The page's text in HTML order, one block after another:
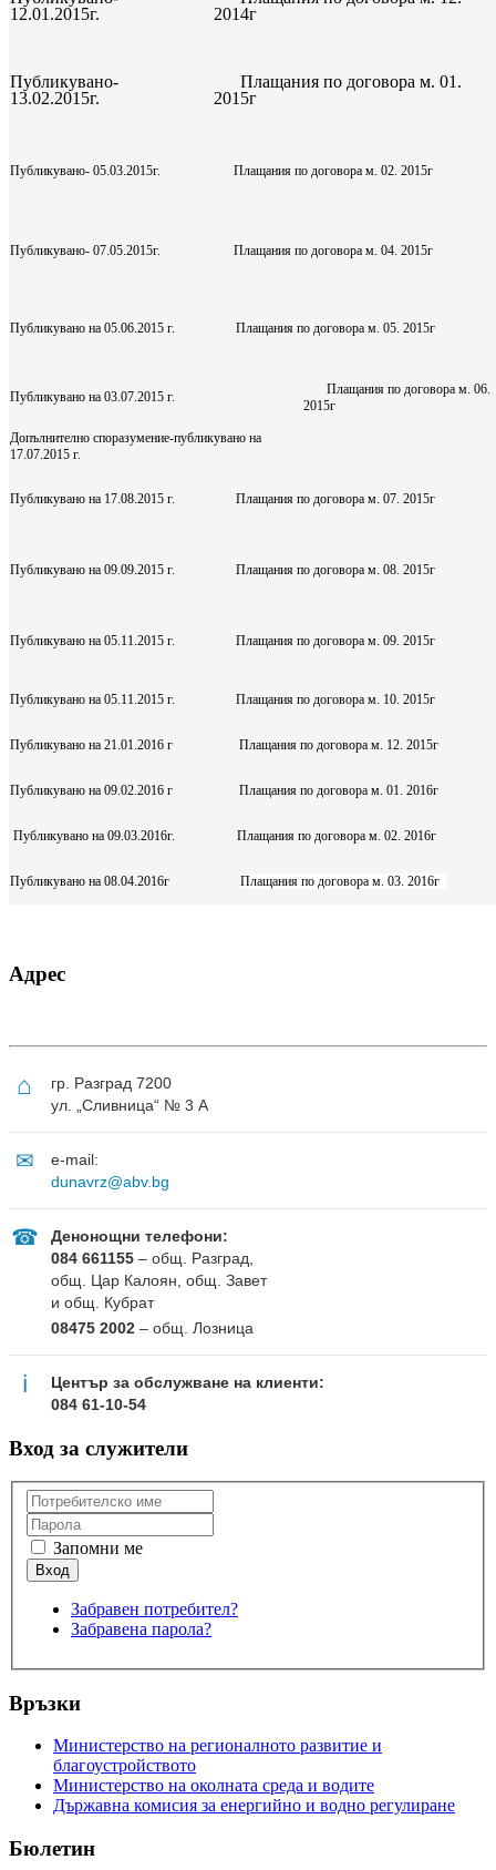
12.01.2015г.
2014г
Публикувано-
13.02.2015г.
Плащания по договора м. 01.
2015г
Публикувано- 05.03.2015г. Плащания по договора м. 02. 2015г
Публикувано- 07.05.2015г. Плащания по договора м. 04. 2015г
Публикувано на 05.06.2015 г. Плащания по договора м. 05. 2015г
Публикувано на 03.07.2015 г.
Плащания по договора м. 06.
2015г
Допълнително споразумение-публикувано на
17.07.2015 г.
Публикувано на 17.08.2015 г. Плащания по договора м. 07. 2015г
Публикувано на 09.09.2015 г. Плащания по договора м. 08. 2015г
Публикувано на 05.11.2015 г. Плащания по договора м. 09. 2015г
Публикувано на 05.11.2015 г. Плащания по договора м. 10. 2015г
Публикувано на 21.01.2016 г Плащания по договора м. 12. 2015г
Публикувано на 09.02.2016 г Плащания по договора м. 01. 2016г
Публикувано на 09.03.2016г. Плащания по договора м. 02. 2016г
Публикувано на 08.04.2016г Плащания по договора м. 03. 2016г
Адрес
⌂
гр. Разград 7200
ул. „Сливница“ № 3 А
✉
e-mail:
dunavrz@abv.bg
☎
Денонощни телефони:
084 661155 – общ. Разград,
общ. Цар Калоян, общ. Завет
и общ. Кубрат
08475 2002 – общ. Лозница
ℹ
Център за обслужване на клиенти:
084 61-10-54
Вход за служители
Запомни ме
Забравен потребител?
Забравена парола?
Връзки
Министерство на регионалното развитие и
благоустройството
Министерство на околната среда и водите
Държавна комисия за енергийно и водно регулиране
Бюлетин